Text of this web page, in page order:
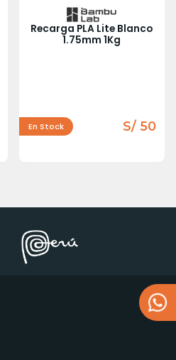
Recarga PLA Lite Blanco
1.75mm 1Kg
En Stock S/ 50